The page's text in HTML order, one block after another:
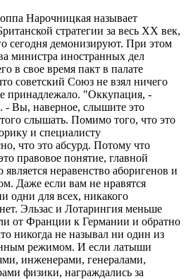
Нарочницкая называет
стратегии за весь XX век,
сегодня демонизируют. При этом
министра иностранных дел
в свое время пакт в палате
советский Союз не взял ничего
принадлежало. "Оккупация, -
- Вы, наверное, слышите это
слышать. Помимо того, что это
и специалисту
что это абсурд. Потому что
правовое понятие, главной
является неравенство аборигенов и
Даже если вам не нравятся
одни для всех, никакого
Эльзас и Лотарингия меньше
от Франции к Германии и обратно
никогда не называл ни один из
режимом. И если латыши
инженерами, генералами,
физики, награждались за